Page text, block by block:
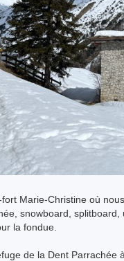
Marie-Christine où
snowboard,
la fondue.
de la Dent Parrachée